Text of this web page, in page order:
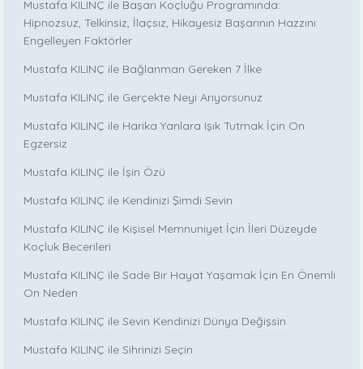
Mustafa KILINÇ ile Başarı Koçluğu Programında:
Hipnozsuz, Telkinsiz, İlaçsız, Hikayesiz Başarının Hazzını
Engelleyen Faktörler
Mustafa KILINÇ ile Bağlanman Gereken 7 İlke
Mustafa KILINÇ ile Gerçekte Neyi Arıyorsunuz
Mustafa KILINÇ ile Harika Yanlara Işık Tutmak İçin On
Egzersiz
Mustafa KILINÇ ile İşin Özü
Mustafa KILINÇ ile Kendinizi Şimdi Sevin
Mustafa KILINÇ ile Kişisel Memnuniyet İçin İleri Düzeyde
Koçluk Becerileri
Mustafa KILINÇ ile Sade Bir Hayat Yaşamak İçin En Önemli
On Neden
Mustafa KILINÇ ile Sevin Kendinizi Dünya Değişsin
Mustafa KILINÇ ile Sihrinizi Seçin